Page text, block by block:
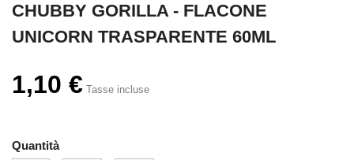
CHUBBY GORILLA - FLACONE
UNICORN TRASPARENTE 60ML
1,10 € Tasse incluse
Quantità